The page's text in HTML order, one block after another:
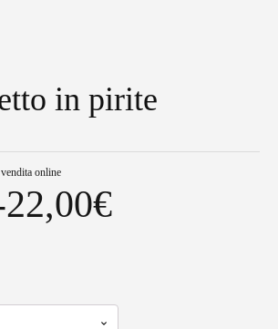
in pirite
online
22,00€